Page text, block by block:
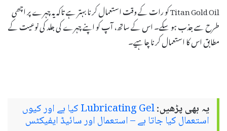
Titan Gold Oil کو رات کے وقت استعمال کرنا بہتر ہے تاکہ یہ چہرے پر اچھی
طرح سے جذب ہو سکے۔ اس کے ساتھ، آپ کو اپنے چہرے کی جلد کی نوعیت کے
مطابق اس کا استعمال کرنا چاہیے۔
یہ بھی پڑھیں: Lubricating Gel کیا ہے اور کیوں
استعمال کیا جاتا ہے – استعمال اور سائیڈ ایفیکٹس